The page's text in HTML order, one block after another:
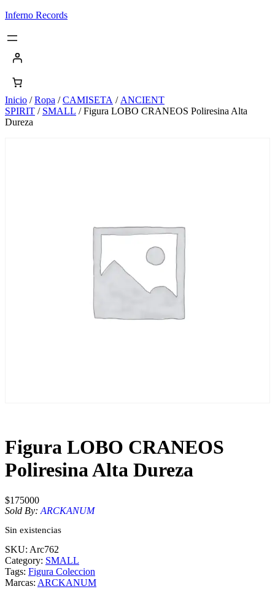
Saltar
contenido
Inferno Records
Inicio /Ropa /CAMISETA / ANCIENT
SPIRIT / SMALL / Figura LOBO CRANEOS Poliresina Alta
Dureza
Figura LOBO CRANEOS
Poliresina Alta Dureza
$175000
Sold By: ARCKANUM
Sin existencias
SKU: Arc762
Category: SMALL
Tags: Figura Coleccion
Marcas: ARCKANUM